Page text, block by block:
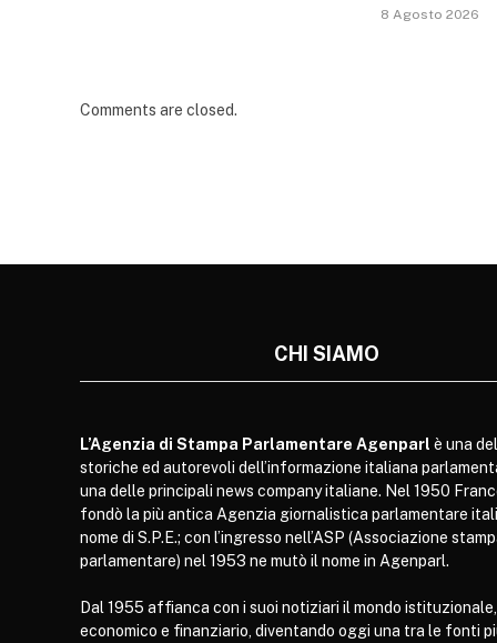
8 Agosto 2026
Comments are closed.
CHI SIAMO
L’Agenzia di Stampa Parlamentare Agenparl è una
storiche ed autorevoli dell’informazione italiana
una delle principali news company italiane. Nel 1950
fondò la più antica Agenzia giornalistica parlamentare
nome di S.P.E.; con l’ingresso nell’ASP (Associazione
parlamentare) nel 1953 ne mutò il nome in Agenparl.
Dal 1955 affianca con i suoi notiziari il mondo
economico e finanziario, diventando oggi una tra le fonti